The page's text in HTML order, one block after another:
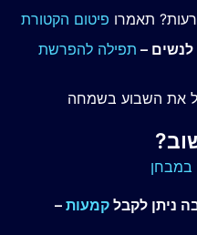
תאמרו פיטום הקטורת
– תפילה להפרשת
את השבוע בשמחה
במבחן
ניתן לקבל קמעות –